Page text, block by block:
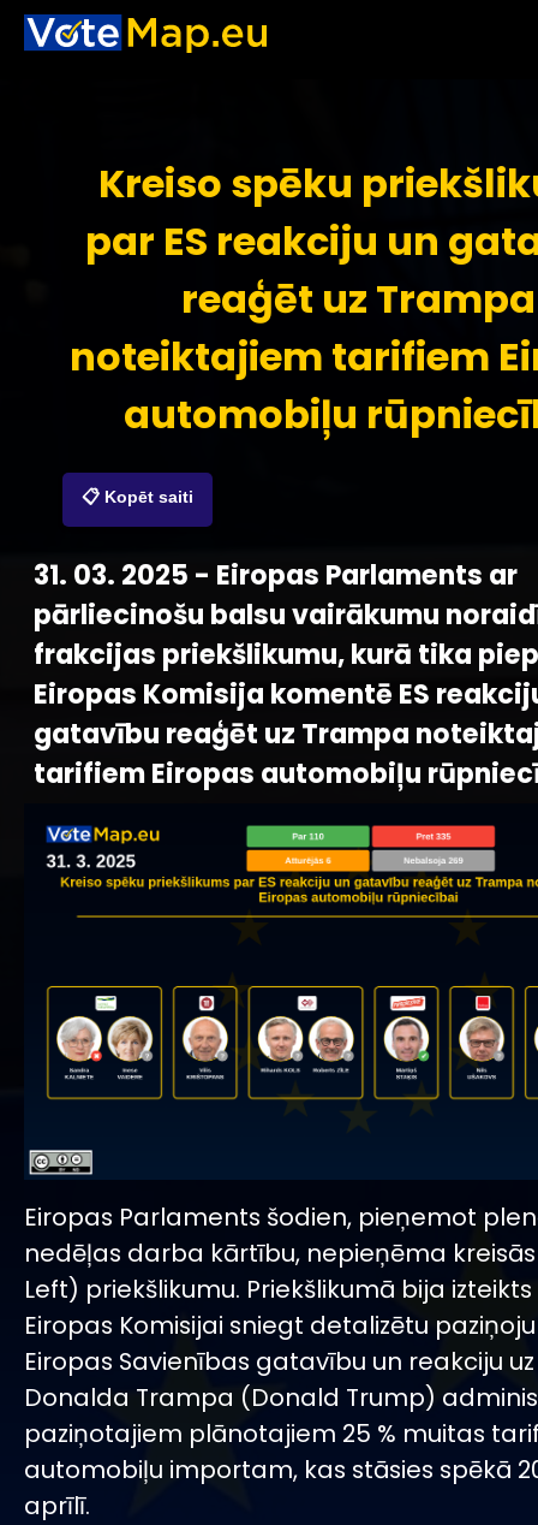
Kreiso spēku
par ES reakciju un
reaģēt uz Trampa
noteiktajiem tarifiem
automobiļu
📋 Kopēt saiti
31. 03. 2025 - Eiropas Parlaments ar
pārliecinošu balsu vairākumu
frakcijas priekšlikumu, kurā tika
Eiropas Komisija komentē ES
gatavību reaģēt uz Trampa
tarifiem Eiropas automobiļu
Eiropas Parlaments šodien, pieņemot
nedēļas darba kārtību, nepieņēma
Left) priekšlikumu. Priekšlikumā bija
Eiropas Komisijai sniegt detalizētu
Eiropas Savienības gatavību un reakciju
Donalda Trampa (Donald Trump)
paziņotajiem plānotajiem 25 % muitas
automobiļu importam, kas stāsies spēkā
aprīlī.